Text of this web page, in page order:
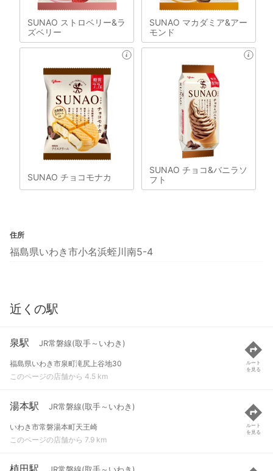
SUNAO ストロベリー&ラ
ズベリー
SUNAO マカダミア&アー
モンド
SUNAO チョコモナカ
SUNAO チョコ&バニラソ
フト
住所
福島県いわき市小名浜蛭川南5-4
近くの駅
泉駅 JR常磐線(取手～いわき)
福島県いわき市泉町滝尻上谷地30
このページの店舗から 4.5 km
ルート
を見る
湯本駅 JR常磐線(取手～いわき)
いわき市常磐湯本町天王崎
このページの店舗から 7.9 km
ルート
を見る
植田駅